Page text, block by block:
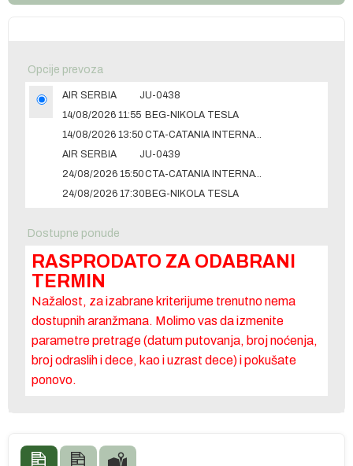
Opcije prevoza
AIR SERBIA
JU-0438
14/08/2026 11:55 BEG-NIKOLA TESLA
14/08/2026 13:50
CTA-CATANIA INTERNATIONAL
AIR SERBIA
JU-0439
24/08/2026 15:50
CTA-CATANIA INTERNATIONAL
24/08/2026 17:30BEG-NIKOLA TESLA
Dostupne ponude
RASPRODATO ZA ODABRANI
TERMIN
Nažalost, za izabrane kriterijume trenutno nema
dostupnih aranžmana. Molimo vas da izmenite
parametre pretrage (datum putovanja, broj noćenja,
broj odraslih i dece, kao i uzrast dece) i pokušate
ponovo.